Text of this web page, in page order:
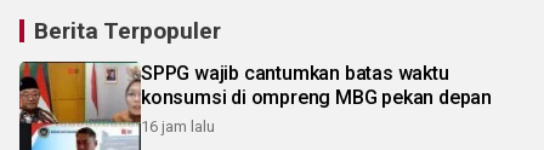
Berita Terpopuler
SPPG wajib cantumkan batas waktu
konsumsi di ompreng MBG pekan depan
16 jam lalu